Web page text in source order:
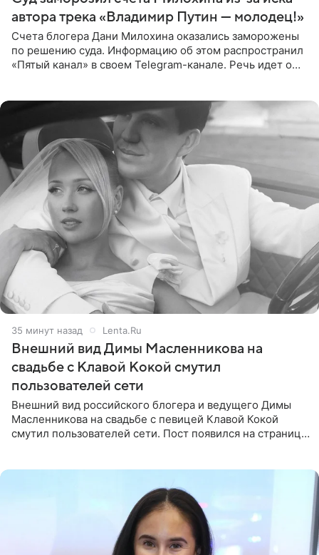
автора трека «Владимир Путин — молодец!»
Счета блогера Дани Милохина оказались заморожены
по решению суда. Информацию об этом распространил
«Пятый канал» в своем Telegram-канале. Речь идет о
35 минут назад Lenta.Ru
Внешний вид Димы Масленникова на
свадьбе с Клавой Кокой смутил
пользователей сети
Внешний вид российского блогера и ведущего Димы
Масленникова на свадьбе с певицей Клавой Кокой
смутил пользователей сети. Пост появился на странице